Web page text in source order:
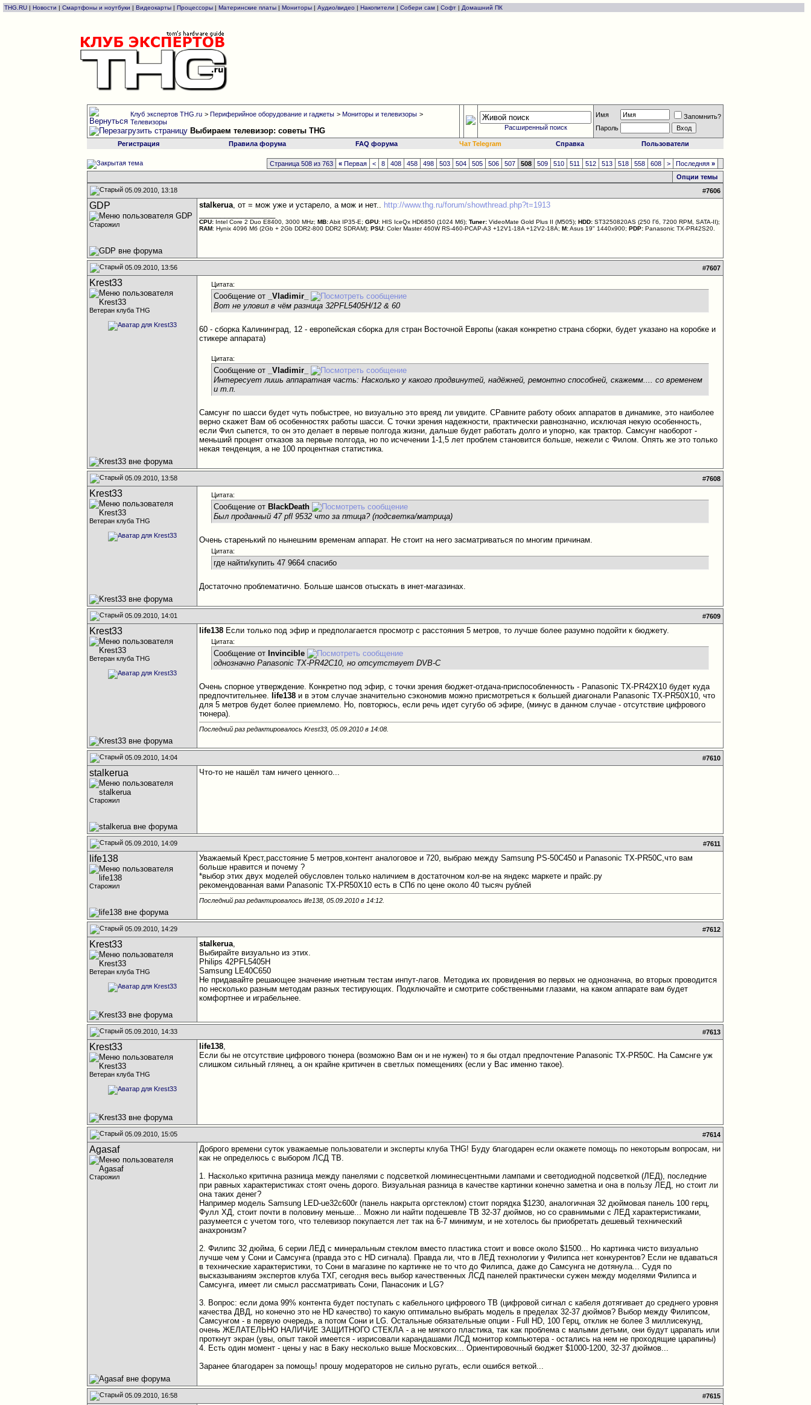
THG.RU | Новости | Смартфоны и ноутбуки | Видеокарты | Процессоры | Материнские платы | Мониторы | Аудио/видео | Накопители | Собери сам | Софт | Домашний ПК
Клуб экспертов THG.ru >Периферийное оборудование и гаджеты >Мониторы и телевизоры >
Телевизоры
Выбираем телевизор: советы THG Расширенный поиск
Имя
Запомнить?
Пароль
Регистрация Правила форума FAQ форума Чат Telegram Справка Пользователи
Страница 508 из 763 « Первая < 8 408 458 498 503 504 505 506 507 508 509 510 511 512 513 518 558 608 > Последняя»
Опции темы
05.09.2010, 13:18
#7606
GDP
Старожил
stalkerua, от = мож уже и устарело, а мож и нет.. http://www.thg.ru/forum/showthread.php?t=1913
CPU: Intel Core 2 Duo E8400, 3000 MHz;MB:Abit IP35-E;GPU: HIS IceQx HD6850 (1024 Мб);Tuner: VideoMate Gold Plus II (M505);HDD: ST3250820AS (250 Гб, 7200 RPM, SATA-II);
RAM: Hynix 4096 Мб (2Gb + 2Gb DDR2-800 DDR2 SDRAM);PSU: Coler Master 460W RS-460-PCAP-A3 +12V1-18A +12V2-18A;M:Asus 19" 1440x900;PDP: Panasonic TX-PR42S20.
05.09.2010, 13:56 #7607
Krest33
Ветеран клуба THG
Цитата:
Сообщение от
_Vladimir_
Вот не уловил в чём разница 32PFL5405H/12 & 60
60 - cборка Калининград, 12 - европейская сборка для стран Восточной Европы (какая конкретно страна сборки, будет указано на коробке и
стикере аппарата)
Цитата:
Сообщение от
_Vladimir_
Интересует лишь аппаратная часть: Насколько у какого продвинутей, надёжней, ремонтно способней, скажемм.... со временем
и т.п.
Самсунг по шасси будет чуть побыстрее, но визуально это вреяд ли увидите. СРавните работу обоих аппаратов в динамике, это наиболее
верно скажет Вам об особенностях работы шасси. С точки зрения надежности, практически равнозначно, исключая некую особенность,
если Фил сыпется, то он это делает в первые полгода жизни, дальше будет работать долго и упорно, как трактор. Самсунг наоборот -
меньший процент отказов за первые полгода, но по исчечении 1-1,5 лет проблем становится больше, нежели с Филом. Опять же это только
некая тенденция, а не 100 процентная статистика.
05.09.2010, 13:58 #7608
Krest33
Ветеран клуба THG
Цитата:
Сообщение от BlackDeath
Был проданный 47 pfl 9532 что за птица? (подсветка/матрица)
Очень старенький по нынешним временам аппарат. Не стоит на него засматриваться по многим причинам.
Цитата:
где найти/купить 47 9664 спасибо
Достаточно проблематично. Больше шансов отыскать в инет-магазинах.
05.09.2010, 14:01 #7609
Krest33
Ветеран клуба THG
life138 Если только под эфир и предполагается просмотр с расстояния 5 метров, то лучше более разумно подойти к бюджету.
Цитата:
Сообщение от Invincible
однозначно Panasonic TX-PR42C10, но отсутствует DVB-C
Очень спорное утверждение. Конкретно под эфир, с точки зрения бюджет-отдача-приспособленность - Panasonic TX-PR42X10 будет куда
предпочтительнее. life138и в этом случае значительно сэкономив можно присмотреться к большей диагонали Panasonic TX-PR50X10, что
для 5 метров будет более приемлемо. Но, повторюсь, если речь идет сугубо об эфире, (минус в данном случае - отсутствие цифрового
тюнера).
Последний раз редактировалось Krest33, 05.09.2010 в 14:08
05.09.2010, 14:04 #7610
stalkerua
Старожил
Что-то не нашёл там ничего ценного...
05.09.2010, 14:09 #7611
life138
Старожил
Уважаемый Крест,расстояние 5 метров,контент аналоговое и 720, выбраю между Samsung PS-50C450 и Panasonic TX-PR50C,что вам
больше нравится и почему ?
*выбор этих двух моделей обусловлен только наличием в достаточном кол-ве на яндекс маркете и прайс.ру
рекомендованная вами Panasonic TX-PR50X10 есть в СПб по цене около 40 тысяч рублей
Последний раз редактировалось life138, 05.09.2010 в 14:12
05.09.2010, 14:29 #7612
Krest33
Ветеран клуба THG
stalkerua,
Выбирайте визуально из этих.
Philips 42PFL5405H
Samsung LE40C650
Не придавайте решающее значение инетным тестам инпут-лагов. Методика их провидения во первых не однозначна, во вторых проводится
по несколько разным методам разных тестирующих. Подключайте и смотрите собственными глазами, на каком аппарате вам будет
комфортнее и играбельнее.
05.09.2010, 14:33 #7613
Krest33
Ветеран клуба THG
life138,
Если бы не отсутствие цифрового тюнера (возможно Вам он и не нужен) то я бы отдал предпочтение Panasonic TX-PR50C. На Самснге уж
слишком сильный глянец, а он крайне критичен в светлых помещениях (если у Вас именно такое).
05.09.2010, 15:05 #7614
Agasaf
Старожил
Доброго времени суток уважаемые пользователи и эксперты клуба THG! Буду благодарен если окажете помощь по некоторым вопросам, ни
как не определюсь с выбором ЛСД ТВ.
1. Насколько критична разница между панелями с подсветкой люминесцентными лампами и светодиодной подсветкой (ЛЕД), последние
при равных характеристиках стоят очень дорого. Визуальная разница в качестве картинки конечно заметна и она в пользу ЛЕД, но стоит ли
она таких денег?
Например модель Samsung LED-ue32c600r (панель накрыта оргстеклом) стоит порядка $1230, аналогичная 32 дюймовая панель 100 герц,
Фулл ХД, стоит почти в половину меньше... Можно ли найти подешевле ТВ 32-37 дюймов, но со сравнимыми с ЛЕД характеристиками,
разумеется с учетом того, что телевизор покупается лет так на 6-7 минимум, и не хотелось бы приобретать дешевый технический
анахронизм?
2. Филипс 32 дюйма, 6 серии ЛЕД с минеральным стеклом вместо пластика стоит и вовсе около $1500... Но картинка чисто визуально
лучше чем у Сони и Самсунга (правда это с HD сигнала). Правда ли, что в ЛЕД технологии у Филипса нет конкурентов? Если не вдаваться
в технические характеристики, то Сони в магазине по картинке не то что до Филипса, даже до Самсунга не дотянула... Судя по
высказываниям экспертов клуба ТХГ, сегодня весь выбор качественных ЛСД панелей практически сужен между моделями Филипса и
Самсунга, имеет ли смысл рассматривать Сони, Панасоник и LG?
3. Вопрос: если дома 99% контента будет поступать с кабельного цифрового ТВ (цифровой сигнал с кабеля дотягивает до среднего уровня
качества ДВД, но конечно это не HD качество) то какую оптимально выбрать модель в пределах 32-37 дюймов? Выбор между Филипсом,
Самсунгом - в первую очередь, а потом Сони и LG. Остальные обязательные опции - Full HD, 100 Герц, отклик не более 3 миллисекунд,
очень ЖЕЛАТЕЛЬНО НАЛИЧИЕ ЗАЩИТНОГО СТЕКЛА - а не мягкого пластика, так как проблема с малыми детьми, они будут царапать или
проткнут экран (увы, опыт такой имеется - изрисовали карандашами ЛСД монитор компьютера - остались на нем не проходящие царапины)
4. Есть один момент - цены у нас в Баку несколько выше Московских... Ориентировочный бюджет $1000-1200, 32-37 дюймов...
Заранее благодарен за помощь! прошу модераторов не сильно ругать, если ошибся веткой...
05.09.2010, 16:58 #7615